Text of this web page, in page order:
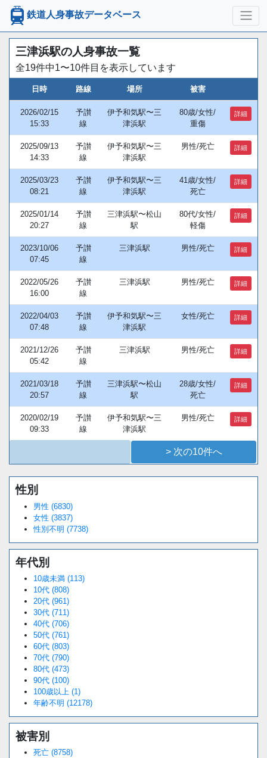
鉄道人身事故データベース
三津浜駅の人身事故一覧
全19件中1〜10件目を表示しています
日時 路線 場所 被害
2026/02/15
15:33
予讃
線
伊予和気駅〜三
津浜駅
80歳/女性/
重傷
詳細
2025/09/13
14:33
予讃
線
伊予和気駅〜三
津浜駅
男性/死亡 詳細
2025/03/23
08:21
予讃
線
伊予和気駅〜三
津浜駅
41歳/女性/
死亡
詳細
2025/01/14
20:27
予讃
線
三津浜駅〜松山
駅
80代/女性/
軽傷
詳細
2023/10/06
07:45
予讃
線
三津浜駅 男性/死亡 詳細
2022/05/26
16:00
予讃
線
三津浜駅 男性/死亡 詳細
2022/04/03
07:48
予讃
線
伊予和気駅〜三
津浜駅
女性/死亡 詳細
2021/12/26
05:42
予讃
線
三津浜駅 男性/死亡 詳細
2021/03/18
20:57
予讃
線
三津浜駅〜松山
駅
28歳/女性/
死亡
詳細
2020/02/19
09:33
予讃
線
伊予和気駅〜三
津浜駅
男性/死亡 詳細
> 次の10件へ
Unmute
性別
男性 (6830)
女性 (3837)
性別不明 (7738)
年代別
10歳未満 (113)
10代 (808)
20代 (961)
30代 (711)
40代 (706)
50代 (761)
60代 (803)
70代 (790)
80代 (473)
90代 (100)
100歳以上 (1)
年齢不明 (12178)
被害別
死亡 (8758)